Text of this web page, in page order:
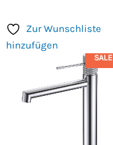
Zur Wunschliste
hinzufügen
SALE